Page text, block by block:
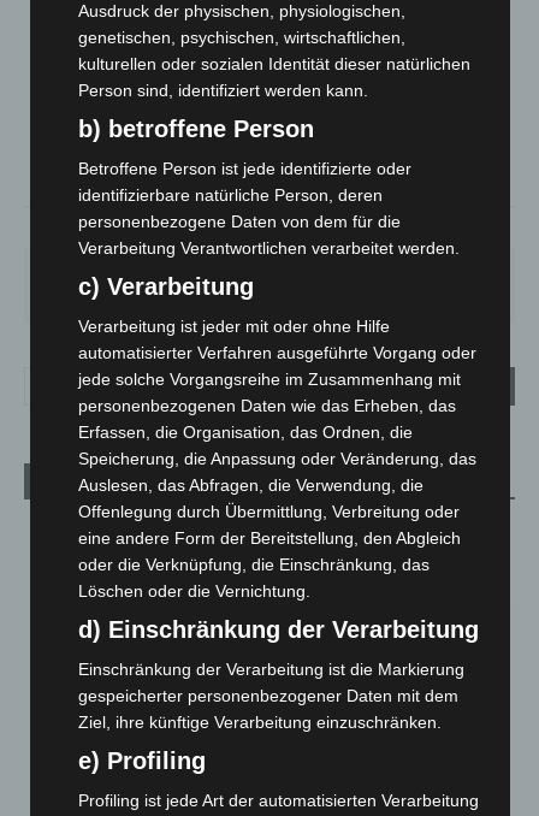
LANGENHAGEN
Mäßig Bewölkt
16.8°
16.7 °
58% 2.2m/s 34%
25° 26°
Aktuelle Beiträge
Brand im „Haus der Begegnung“ in Neuwarmbüchen schnell
Region Hannover: 21 neue Notfallsanitäter starten beim
5. August 2026
Mann läuft mit Hockeyschläger über A7 – Polizei sucht
Zeugen
5. August 2026
Ausdruck der physischen, physiologischen,
genetischen, psychischen, wirtschaftlichen,
kulturellen oder sozialen Identität dieser natürlichen
Person sind, identifiziert werden kann.
b) betroffene Person
Betroffene Person ist jede identifizierte oder
identifizierbare natürliche Person, deren
personenbezogene Daten von dem für die
Verarbeitung Verantwortlichen verarbeitet werden.
c) Verarbeitung
Verarbeitung ist jeder mit oder ohne Hilfe
automatisierter Verfahren ausgeführte Vorgang oder
jede solche Vorgangsreihe im Zusammenhang mit
personenbezogenen Daten wie das Erheben, das
Erfassen, die Organisation, das Ordnen, die
Speicherung, die Anpassung oder Veränderung, das
Auslesen, das Abfragen, die Verwendung, die
Offenlegung durch Übermittlung, Verbreitung oder
eine andere Form der Bereitstellung, den Abgleich
oder die Verknüpfung, die Einschränkung, das
Löschen oder die Vernichtung.
d) Einschränkung der Verarbeitung
Einschränkung der Verarbeitung ist die Markierung
gespeicherter personenbezogener Daten mit dem
Ziel, ihre künftige Verarbeitung einzuschränken.
e) Profiling
Profiling ist jede Art der automatisierten Verarbeitung